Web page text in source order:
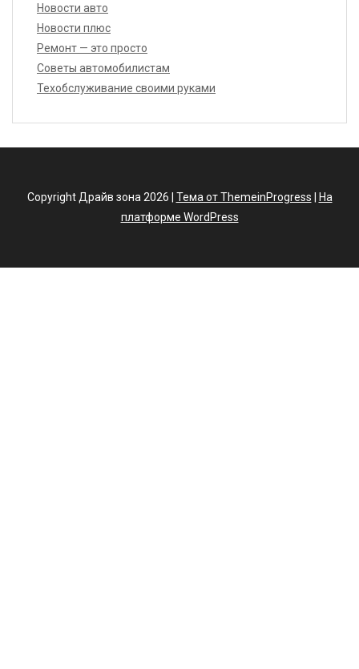
Новости авто
Новости плюс
Ремонт — это просто
Советы автомобилистам
Техобслуживание своими руками
Copyright Драйв зона 2026 | Тема от ThemeinProgress
На
платформе WordPress